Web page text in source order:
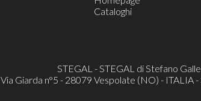
Cataloghi
STEGAL - STEGAL di Stefano
Via Giarda n°5 - 28079 Vespolate (NO) - ITALIA